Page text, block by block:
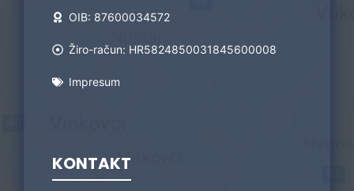
OIB: 87600034572
Žiro-račun: HR5824850031845600008
Impresum
KONTAKT